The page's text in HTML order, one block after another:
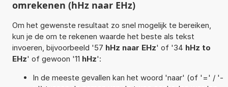
omrekenen (hHz naar EHz)
Om het gewenste resultaat zo snel mogelijk te bereiken,
kun je de om te rekenen waarde het beste als tekst
invoeren, bijvoorbeeld '57 hHz naar EHz' of '34 hHz to
EHz' of gewoon '11 hHz':
In de meeste gevallen kan het woord 'naar' (of '=' / '-